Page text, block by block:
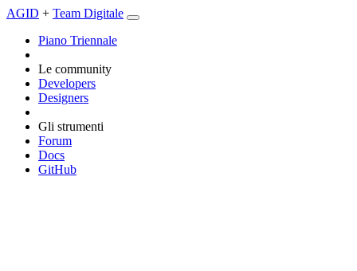
AGID + Team Digitale
Piano Triennale
Le community
Developers
Designers
Gli strumenti
Forum
Docs
GitHub